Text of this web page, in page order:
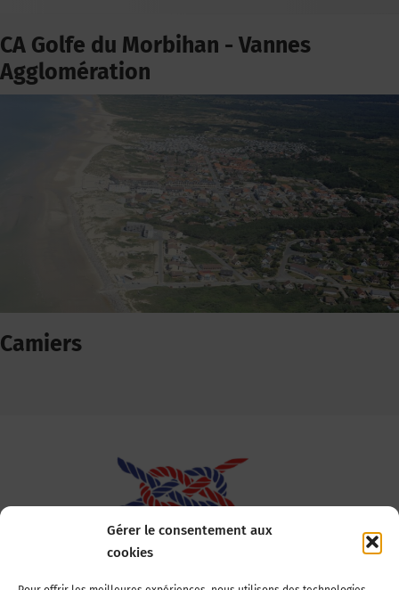
Gérer le consentement aux
cookies
CA Golfe du Morbihan - Vannes
Agglomération
Camiers